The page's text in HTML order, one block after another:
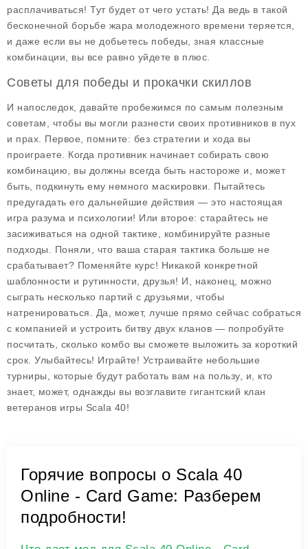
расплачиваться! Тут будет от чего устать! Да ведь в такой
бесконечной борьбе жара молодежного времени теряется,
и даже если вы не добьетесь победы, зная классные
комбинации, вы все равно уйдете в плюс.
Советы для победы и прокачки скиллов
И напоследок, давайте пробежимся по самым полезным
советам, чтобы вы могли разнести своих противников в пух
и прах. Первое, помните: без стратегии и хода вы
проиграете . Когда противник начинает собирать свою
комбинацию, вы должны всегда быть настороже и, может
быть, подкинуть ему немного маскировки. Пытайтесь
предугадать его дальнейшие действия — это настоящая
игра разума и психологии! Или второе: старайтесь не
засиживаться на одной тактике, комбинируйте разные
подходы. Поняли, что ваша старая тактика больше не
срабатывает? Поменяйте курс! Никакой конкретной
шаблонности и рутинности, друзья! И, наконец, можно
сыграть несколько партий с друзьями, чтобы
натренироваться. Да, может, лучше прямо сейчас собраться
с компанией и устроить битву двух кланов — попробуйте
посчитать, сколько комбо вы сможете выложить за короткий
срок. Улыбайтесь! Играйте! Устраивайте небольшие
турниры, которые будут работать вам на пользу, и, кто
знает, может, однажды вы возглавите гигантский клан
ветеранов игры Scala 40!
Горячие вопросы о Scala 40
Online - Card Game: Разберем
подробности!